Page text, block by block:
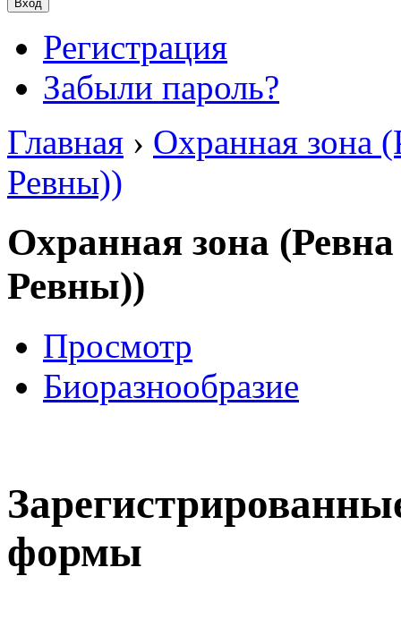
Регистрация
Забыли пароль?
Главная › Охранная зона
Ревны))
Охранная зона
Ревны))
Просмотр
Биоразнообразие
формы